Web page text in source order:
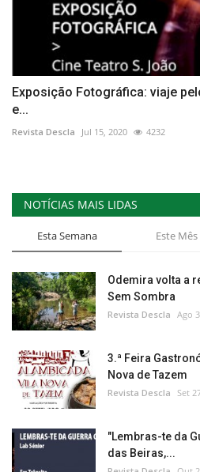
Exposição Fotográfica: viaje
e...
Revista Descla Jul 15, 2020 4232
NOTÍCIAS MAIS LIDAS
Esta Semana Este Mês
Odemira volta a
Sem Sombra
Revista Descla Ago
3.ª Feira
Nova de Tazem
Revista Descla Set
"Lembras-te da
das Beiras,...